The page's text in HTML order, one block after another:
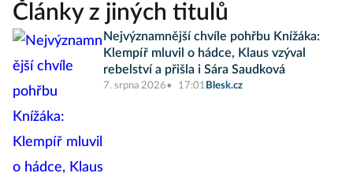
Články z jiných titulů
Nejvýznamnější chvíle pohřbu Knížáka:
Klempíř mluvil o hádce, Klaus vzýval
rebelství a přišla i Sára Saudková
7. srpna 2026 17:01 Blesk.cz